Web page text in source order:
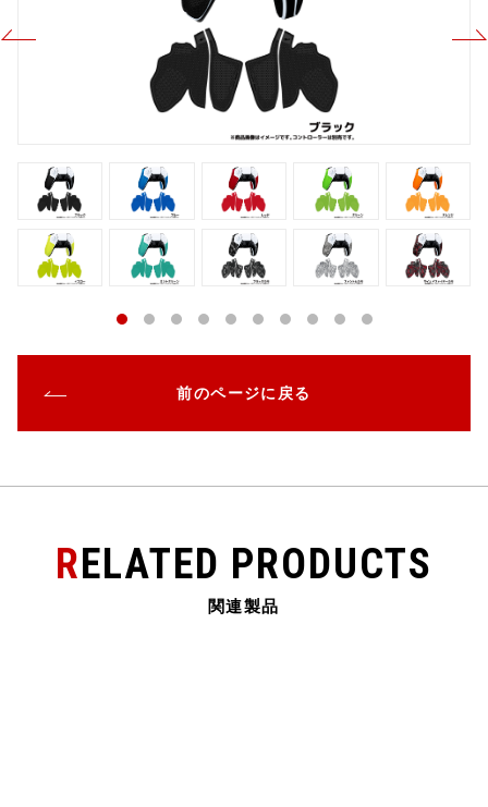
前のページに戻る
RELATED PRODUCTS
関連製品